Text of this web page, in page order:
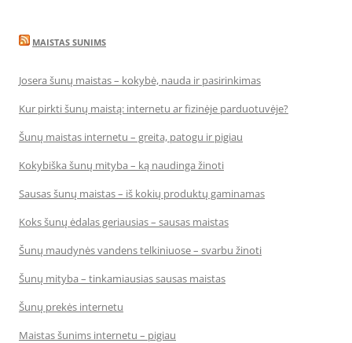
MAISTAS SUNIMS
Josera šunų maistas – kokybė, nauda ir pasirinkimas
Kur pirkti šunų maistą: internetu ar fizinėje parduotuvėje?
Šunų maistas internetu – greita, patogu ir pigiau
Kokybiška šunų mityba – ką naudinga žinoti
Sausas šunų maistas – iš kokių produktų gaminamas
Koks šunų ėdalas geriausias – sausas maistas
Šunų maudynės vandens telkiniuose – svarbu žinoti
Šunų mityba – tinkamiausias sausas maistas
Šunų prekės internetu
Maistas šunims internetu – pigiau